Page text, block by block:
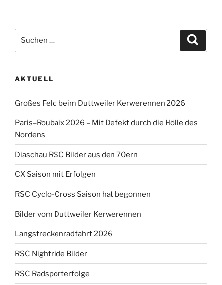
nach:
AKTUELL
Großes Feld beim Duttweiler Kerwerennen 2026
Paris–Roubaix 2026 – Mit Defekt durch die Hölle des
Nordens
Diaschau RSC Bilder aus den 70ern
CX Saison mit Erfolgen
RSC Cyclo-Cross Saison hat begonnen
Bilder vom Duttweiler Kerwerennen
Langstreckenradfahrt 2026
RSC Nightride Bilder
RSC Radsporterfolge